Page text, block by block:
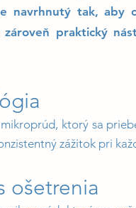
navrhnutý tak, aby
praktický
ktorý sa
zážitok pri
ošetrenia